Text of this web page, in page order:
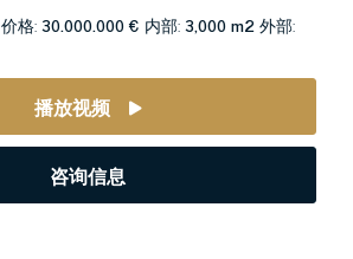
价格:30.000.000 € 内部:3,000 m2外部:
播放视频
咨询信息